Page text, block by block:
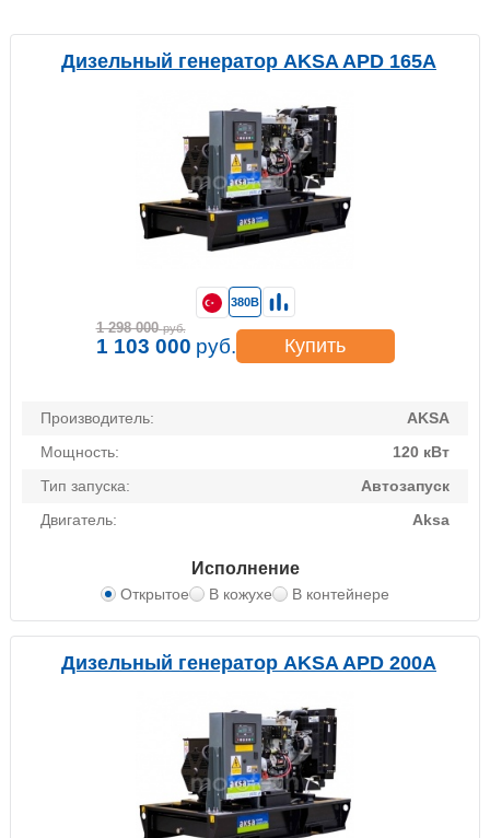
Дизельный генератор AKSA APD 165A
Производитель:
AKSA
Мощность:
120 кВт
Тип запуска:
Автозапуск
Двигатель:
Aksa
Исполнение
Открытое В кожухе В контейнере
380В
1 298 000 руб.
1 103 000 руб. Купить
Дизельный генератор AKSA APD 200A